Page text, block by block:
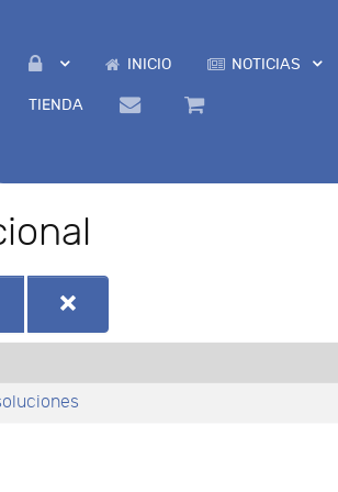
INICIO NOTICIAS
TIENDA